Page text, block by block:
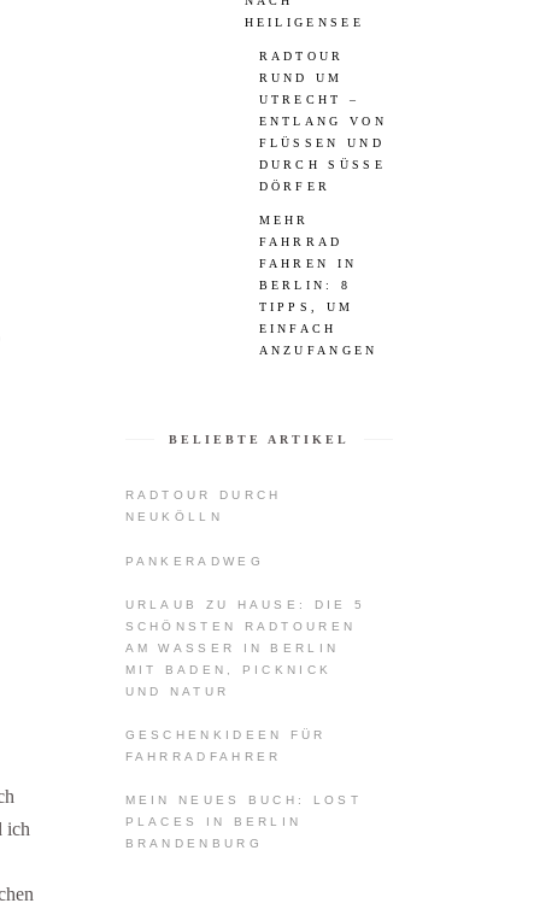
ich
HEILIGENSEE
RADTOUR
RUND UM
UTRECHT –
ENTLANG VON
FLÜSSEN UND
DURCH SÜSSE D
ÖRFER
MEHR
FAHRRAD
FAHREN IN
BERLIN: 8
TIPPS, UM
EINFACH
ANZUFANGEN
BELIEBTE ARTIKEL
RADTOUR DURCH
NEUKÖLLN
PANKERADWEG
URLAUB ZU HAUSE: DIE 5
SCHÖNSTEN RADTOUREN
AM WASSER IN BERLIN
MIT BADEN, PICKNICK
UND NATUR
GESCHENKIDEEN FÜR
FAHRRADFAHRER
MEIN NEUES BUCH: LOST
PLACES IN BERLIN
BRANDENBURG